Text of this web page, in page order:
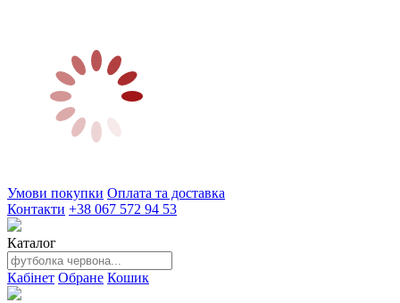
Умови покупки Оплата та доставка
Контакти +38 067 572 94 53
Каталог
Кабінет Обране Кошик